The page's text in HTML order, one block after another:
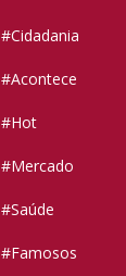
#Cidadania
#Acontece
#Hot
#Mercado
#Saúde
#Famosos